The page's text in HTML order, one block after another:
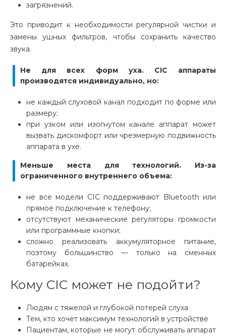
загрязнений.
Это приводит к необходимости регулярной чистки и
замены ушных фильтров, чтобы сохранить качество
звука.
Не для всех форм уха. CIC аппараты
производятся индивидуально, но:
не каждый слуховой канал подходит по форме или
размеру;
при узком или изогнутом канале аппарат может
вызвать дискомфорт или чрезмерную подвижность
аппарата в ухе.
Меньше места для технологий. Из-за
ограниченного внутреннего объема:
не все модели CIC поддерживают Bluetooth или
прямое подключение к телефону;
отсутствуют механические регуляторы громкости
или программные кнопки;
сложно реализовать аккумуляторное питание,
поэтому большинство — только на сменных
батарейках.
Кому CIC может не подойти?
Людям с тяжелой и глубокой потерей слуха
Тем, кто хочет максимум технологий в устройстве
Пациентам, которые не могут обслуживать аппарат